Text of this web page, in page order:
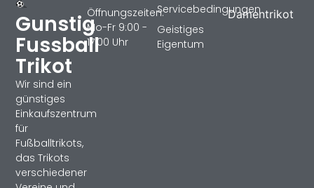
Gunstig
Fussball
Trikot
Wir sind ein
günstiges
Einkaufszentrum
für
Fußballtrikots,
das Trikots
verschiedener
Damentrikot
Servicebedingungen
Geistiges
Eigentum
Öffnungszeiten:
Mo-Fr 9:00 -
17:00 Uhr